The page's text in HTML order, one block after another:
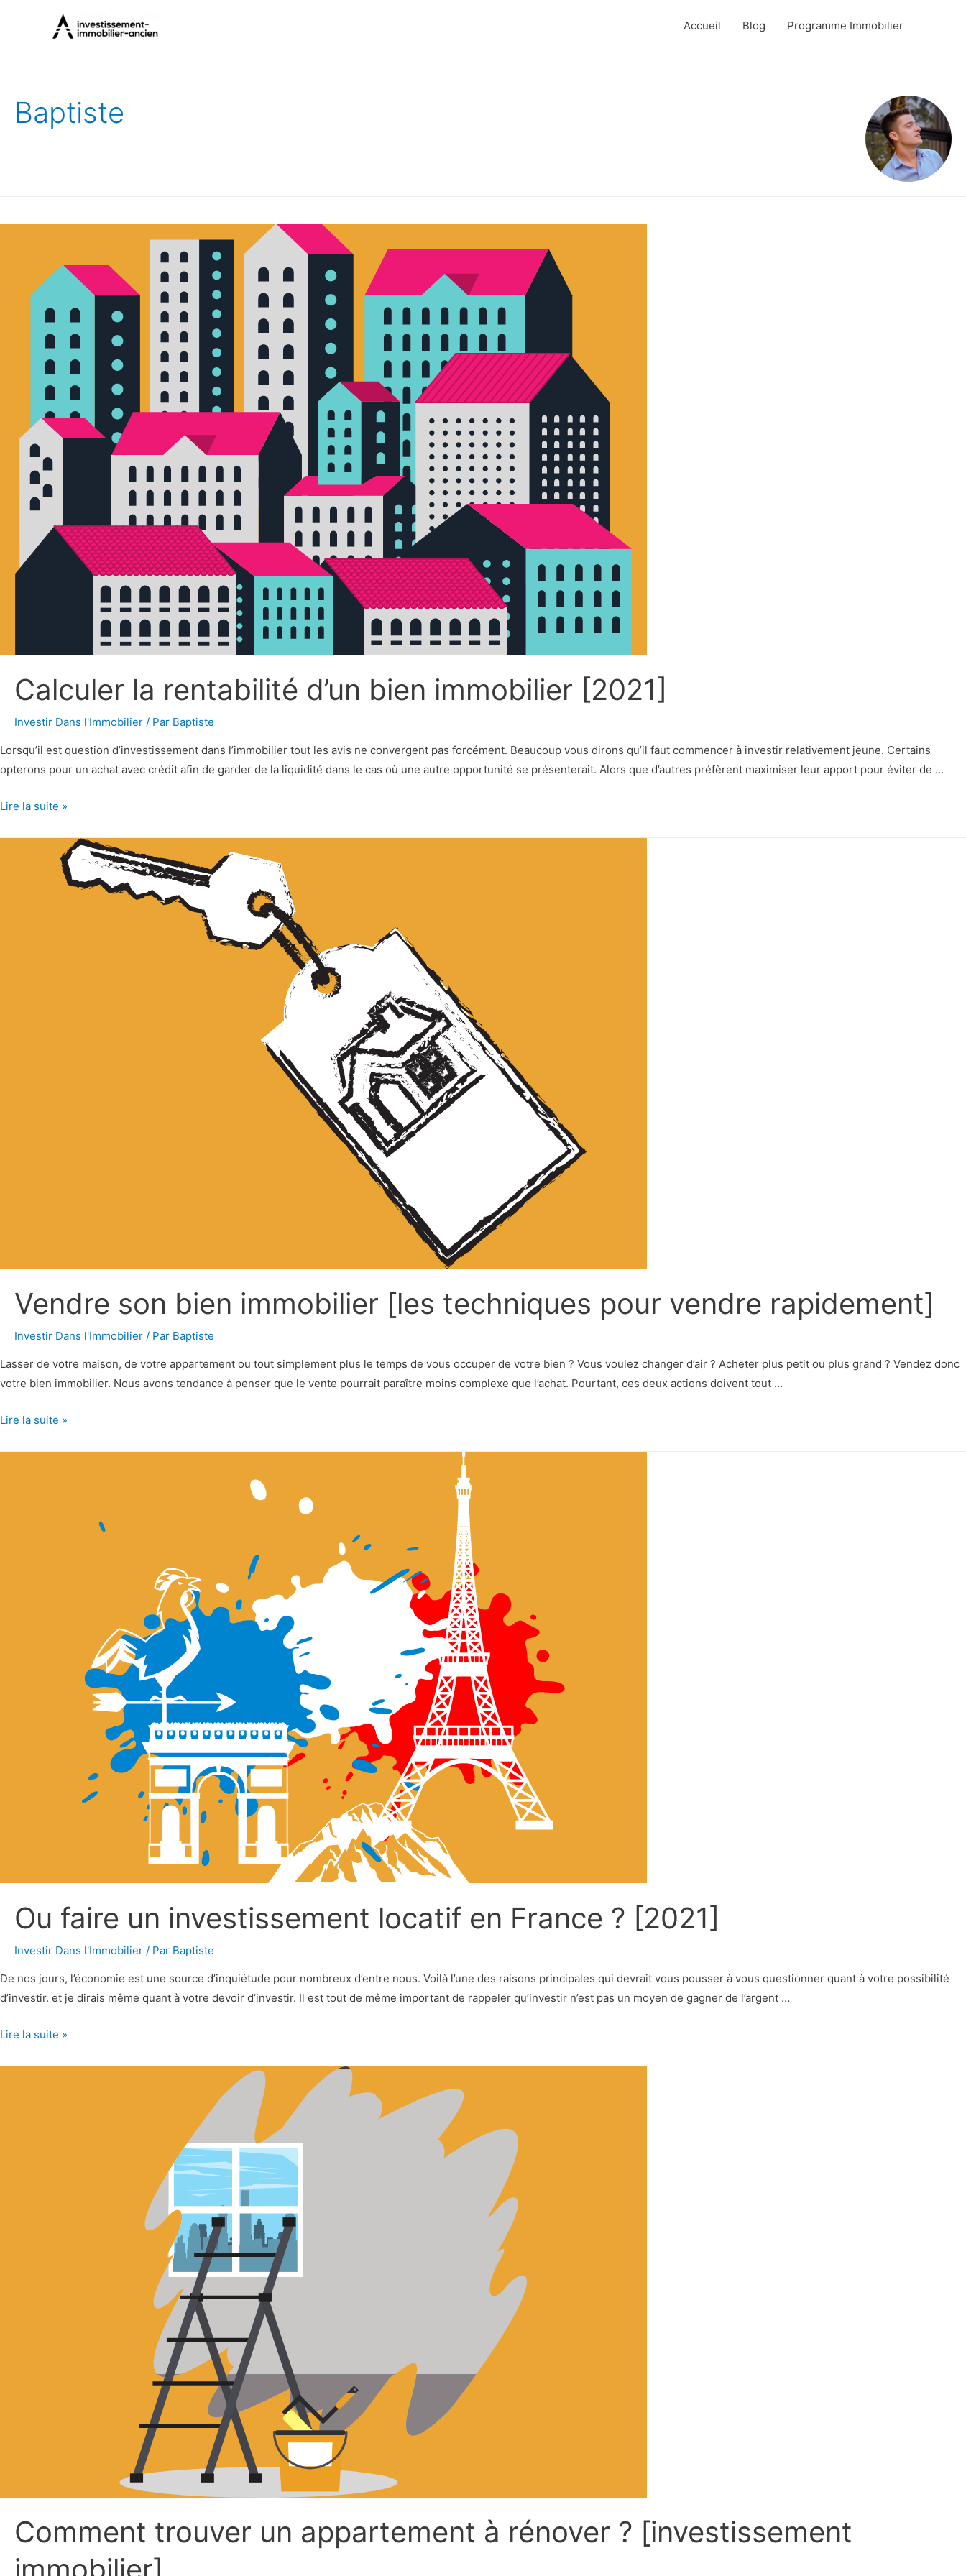
Accueil Blog Programme Immobilier
Baptiste
Calculer la rentabilité d’un bien immobilier [2021]
Investir Dans l'Immobilier / Par Baptiste
Lorsqu’il est question d’investissement dans l’immobilier tout les avis ne convergent pas forcément. Beaucoup vous dirons qu’il faut commencer à investir relativement jeune. Certains
opterons pour un achat avec crédit afin de garder de la liquidité dans le cas où une autre opportunité se présenterait. Alors que d’autres préfèrent maximiser leur apport pour éviter de …
Lire la suite »
Vendre son bien immobilier [les techniques pour vendre rapidement]
Investir Dans l'Immobilier / Par Baptiste
Lasser de votre maison, de votre appartement ou tout simplement plus le temps de vous occuper de votre bien ? Vous voulez changer d’air ? Acheter plus petit ou plus grand ? Vendez donc
votre bien immobilier. Nous avons tendance à penser que le vente pourrait paraître moins complexe que l’achat. Pourtant, ces deux actions doivent tout …
Lire la suite »
Ou faire un investissement locatif en France ? [2021]
Investir Dans l'Immobilier / Par Baptiste
De nos jours, l’économie est une source d’inquiétude pour nombreux d’entre nous. Voilà l’une des raisons principales qui devrait vous pousser à vous questionner quant à votre possibilité
d’investir. et je dirais même quant à votre devoir d’investir. Il est tout de même important de rappeler qu’investir n’est pas un moyen de gagner de l’argent …
Lire la suite »
Comment trouver un appartement à rénover ? [investissement